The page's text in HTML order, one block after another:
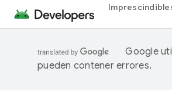
Google
pueden contener errores.